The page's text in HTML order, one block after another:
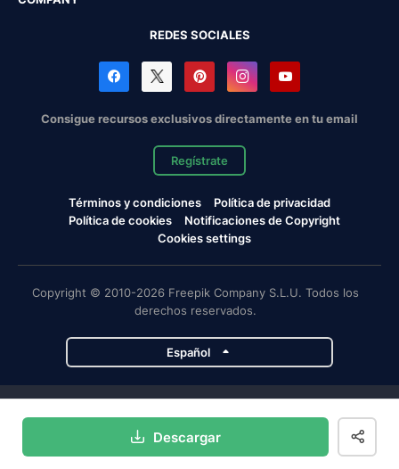
Descargar
REDES SOCIALES
Consigue recursos exclusivos directamente en tu email
Regístrate
Términos y condiciones
Política de privacidad
Política de cookies
Notificaciones de Copyright
Cookies settings
Copyright © 2010-2026 Freepik Company S.L.U. Todos los
derechos reservados.
Español
Magnific Flaticon